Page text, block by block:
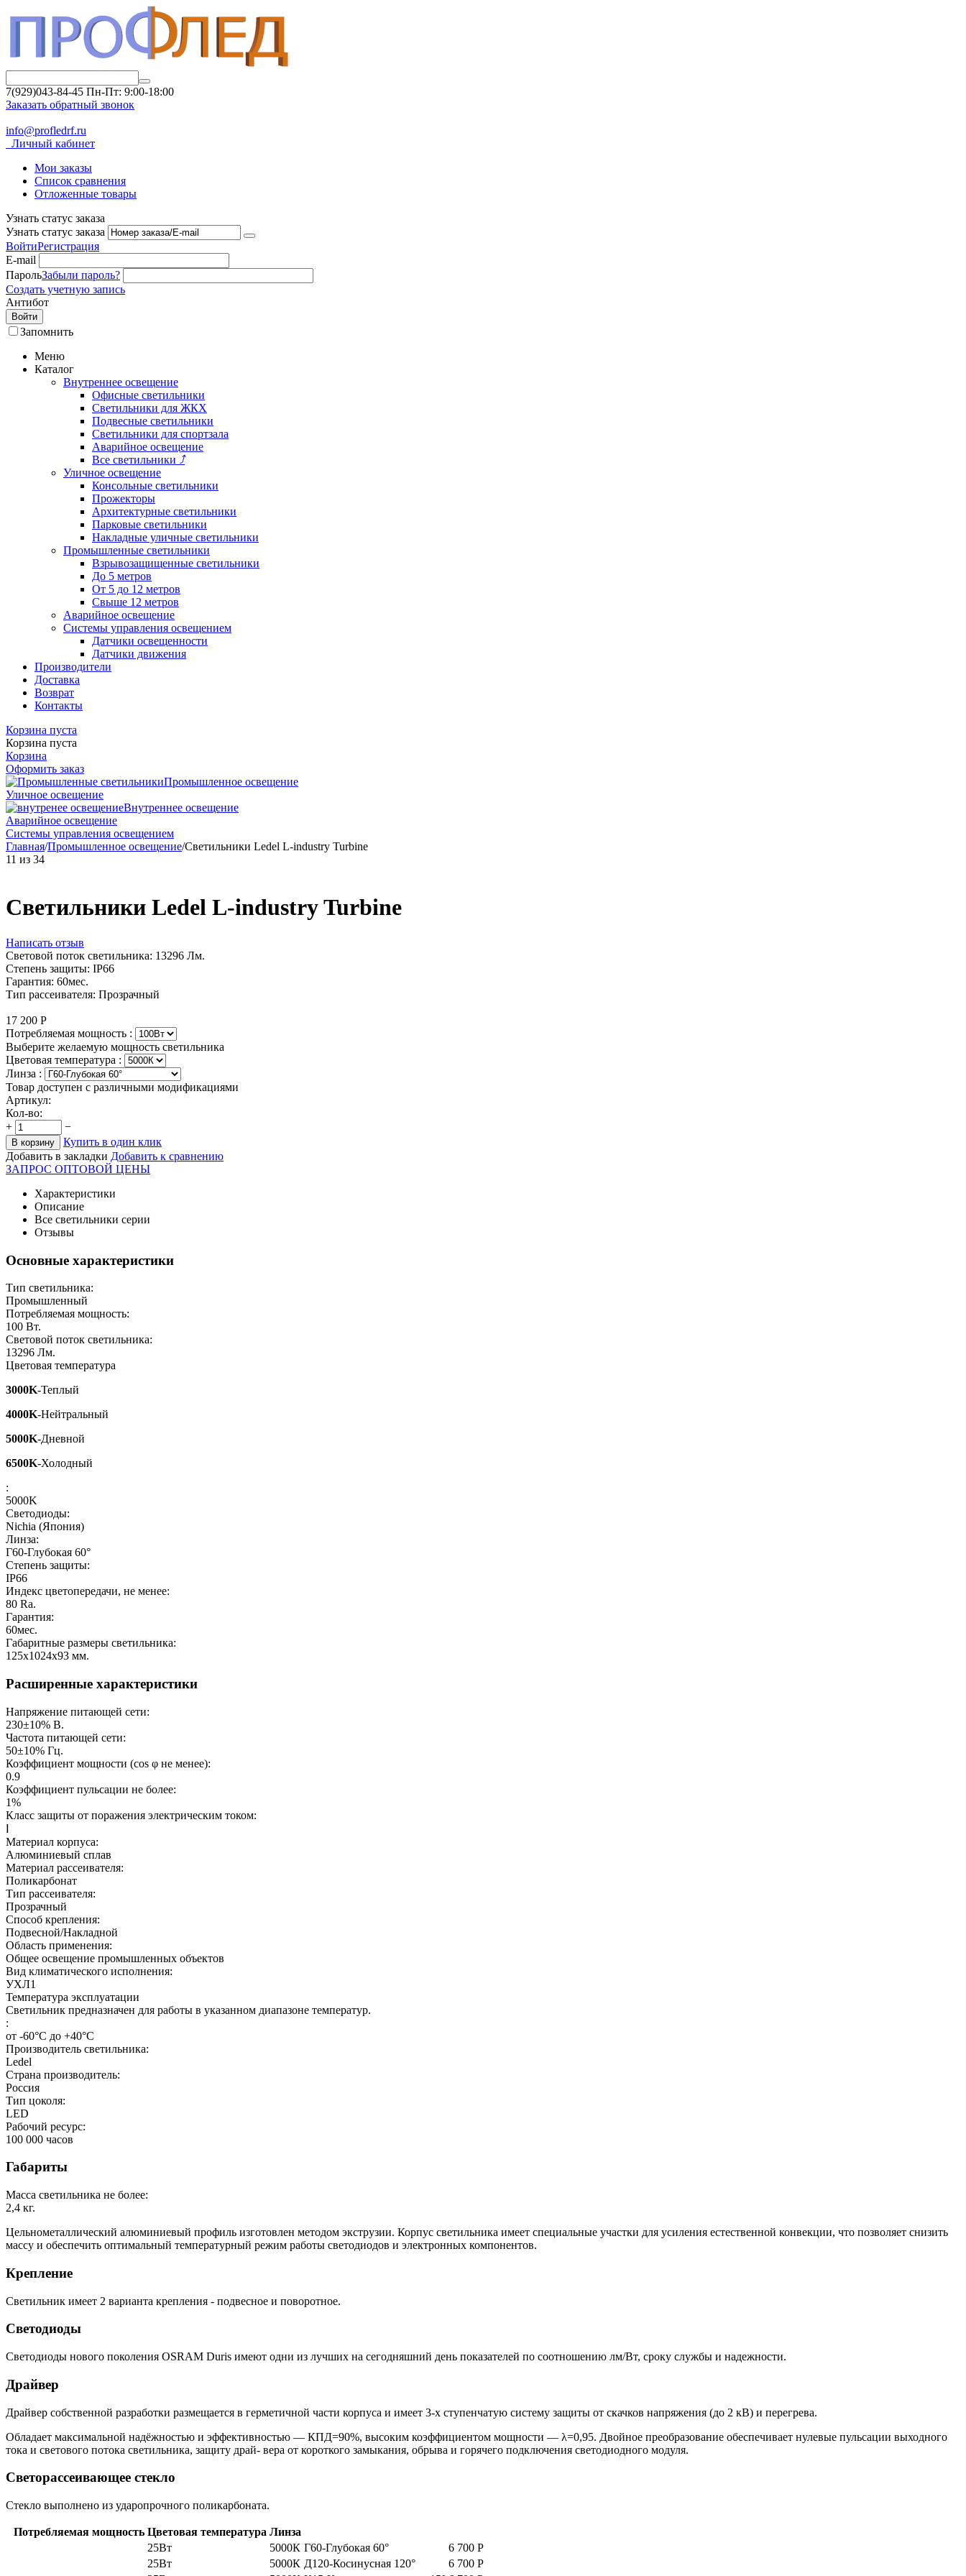
7(929)043-84-45 Пн-Пт: 9:00-18:00
Заказать обратный звонок
info@profledrf.ru
Личный кабинет
Мои заказы
Список сравнения
Отложенные товары
Узнать статус заказа
Узнать статус заказа
ВойтиРегистрация
E-mail
ПарольЗабыли пароль?
Создать учетную запись
Антибот
Войти
Запомнить
Меню
Каталог
Внутреннее освещение
Офисные светильники
Светильники для ЖКХ
Подвесные светильники
Светильники для спортзала
Аварийное освещение
Все светильники ⤴
Уличное освещение
Консольные светильники
Прожекторы
Архитектурные светильники
Парковые светильники
Накладные уличные светильники
Промышленные светильники
Взрывозащищенные светильники
До 5 метров
От 5 до 12 метров
Свыше 12 метров
Аварийное освещение
Системы управления освещением
Датчики освещенности
Датчики движения
Производители
Доставка
Возврат
Контакты
Корзина пуста
Корзина пуста
Корзина
Оформить заказ
Промышленное освещение
Уличное освещение
Внутреннее освещение
Аварийное освещение
Системы управления освещением
Главная/Промышленное освещение/Светильники Ledel L-industry Turbine
11 из 34
Светильники Ledel L-industry Turbine
Написать отзыв
Световой поток светильника: 13296 Лм.
Степень защиты: IP66
Гарантия: 60мес.
Тип рассеивателя: Прозрачный
17 200 Р
Потребляемая мощность :
Выберите желаемую мощность светильника
Цветовая температура :
Линза :
Товар доступен с различными модификациями
Артикул:
Кол-во:
+
−
В корзину
Купить в один клик
Добавить в закладки Добавить к сравнению
ЗАПРОС ОПТОВОЙ ЦЕНЫ
Характеристики
Описание
Все светильники серии
Отзывы
Основные характеристики
Тип светильника:
Промышленный
Потребляемая мощность:
100 Вт.
Световой поток светильника:
13296 Лм.
Цветовая температура
3000K-Теплый
4000K-Нейтральный
5000K-Дневной
6500K-Холодный
:
5000K
Светодиоды:
Nichia (Япония)
Линза:
Г60-Глубокая 60°
Степень защиты:
IP66
Индекс цветопередачи, не менее:
80 Ra.
Гарантия:
60мес.
Габаритные размеры светильника:
125х1024х93 мм.
Расширенные характеристики
Напряжение питающей сети:
230±10% В.
Частота питающей сети:
50±10% Гц.
Коэффициент мощности (cos φ не менее):
0.9
Коэффициент пульсации не более:
1%
Класс защиты от поражения электрическим током:
Материал корпуса:
Алюминиевый сплав
Материал рассеивателя:
Поликарбонат
Тип рассеивателя:
Прозрачный
Способ крепления:
Подвесной/Накладной
Область применения:
Общее освещение промышленных объектов
Вид климатического исполнения:
УХЛ1
Температура эксплуатации
Светильник предназначен для работы в указанном диапазоне температур.
:
от -60°С до +40°С
Производитель светильника:
Ledel
Страна производитель:
Россия
Тип цоколя:
LED
Рабочий ресурс:
100 000 часов
Габариты
Масса светильника не более:
2,4 кг.
Цельнометаллический алюминиевый профиль изготовлен методом экструзии. Корпус светильника имеет специальные участки для усиления естественной конвекции, что позволяет снизить
массу и обеспечить оптимальный температурный режим работы светодиодов и электронных компонентов.
Крепление
Светильник имеет 2 варианта крепления - подвесное и поворотное.
Светодиоды
Светодиоды нового поколения OSRAM Duris имеют одни из лучших на сегодняшний день показателей по соотношению лм/Вт, сроку службы и надежности.
Драйвер
Драйвер собственной разработки размещается в герметичной части корпуса и имеет 3-х ступенчатую систему защиты от скачков напряжения (до 2 кВ) и перегрева.
Обладает максимальной надёжностью и эффективностью — КПД=90%, высоким коэффициентом мощности — λ=0,95. Двойное преобразование обеспечивает нулевые пульсации выходного
тока и светового потока светильника, защиту драй- вера от короткого замыкания, обрыва и горячего подключения светодиодного модуля.
Светорассеивающее стекло
Стекло выполнено из ударопрочного поликарбоната.
Потребляемая мощность Цветовая температура Линза
25Вт
5000К Г60-Глубокая 60° 6 700 Р
25Вт
5000К Д120-Косинусная 120° 6 700 Р